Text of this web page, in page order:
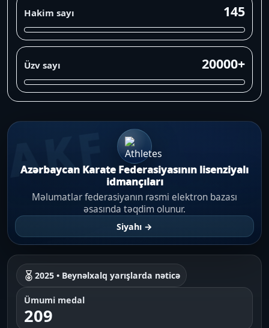
Hakim sayı 145
Üzv sayı 20000+
AKF
Azərbaycan Karate Federasiyasının lisenziyalı
idmançıları
Məlumatlar federasiyanın rəsmi elektron bazası
əsasında təqdim olunur.
Siyahı →
2025 • Beynəlxalq yarışlarda nəticə
Ümumi medal
209